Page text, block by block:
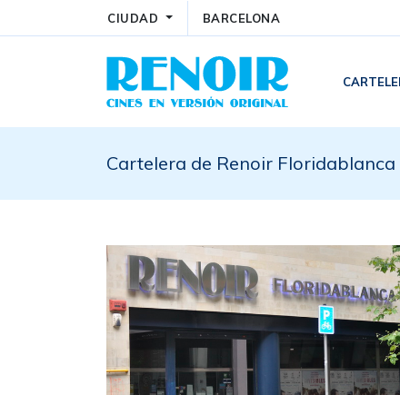
CIUDAD BARCELONA
Cartelera de Renoir Floridablanca